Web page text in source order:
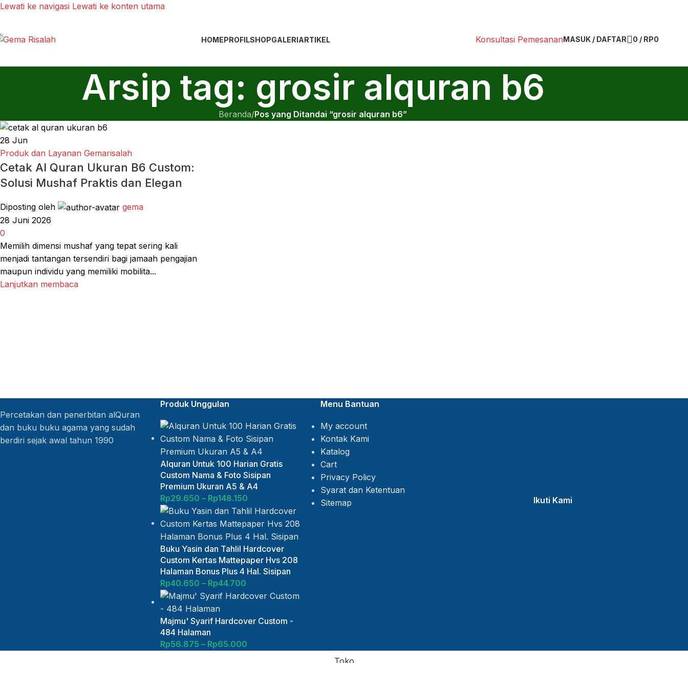
Lewati ke navigasi Lewati ke konten utama
HOMEPROFILSHOPGALERIARTIKEL Konsultasi PemesananMASUK / DAFTAR 0 / RP0
Arsip tag: grosir alquran b6
Beranda/Pos yang Ditandai “grosir alquran b6”
28 Jun
Produk dan Layanan Gemarisalah
Cetak Al Quran Ukuran B6 Custom:
Solusi Mushaf Praktis dan Elegan
Diposting oleh
gema
28 Juni 2026
0
Memilih dimensi mushaf yang tepat sering kali
menjadi tantangan tersendiri bagi jamaah pengajian
maupun individu yang memiliki mobilita...
Lanjutkan membaca
Percetakan dan penerbitan alQuran
dan buku buku agama yang sudah
berdiri sejak awal tahun 1990
Produk Unggulan
Alquran Untuk 100 Harian Gratis
Custom Nama & Foto Sisipan
Premium Ukuran A5 & A4
Rp29.650 – Rp148.150
Buku Yasin dan Tahlil Hardcover
Custom Kertas Mattepaper Hvs 208
Halaman Bonus Plus 4 Hal. Sisipan
Rp40.650 – Rp44.700
Majmu' Syarif Hardcover Custom -
484 Halaman
Rp56.875 – Rp65.000
Menu Bantuan
My account
Kontak Kami
Katalog
Cart
Privacy Policy
Syarat dan Ketentuan
Sitemap
Ikuti Kami
Toko